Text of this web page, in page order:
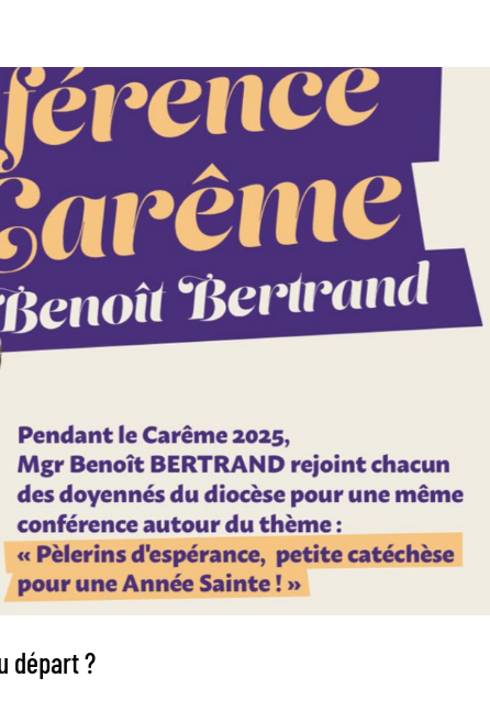
départ ?